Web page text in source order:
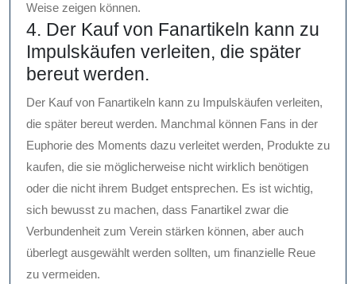
Weise zeigen können.
4. Der Kauf von Fanartikeln kann zu
Impulskäufen verleiten, die später
bereut werden.
Der Kauf von Fanartikeln kann zu Impulskäufen verleiten,
die später bereut werden. Manchmal können Fans in der
Euphorie des Moments dazu verleitet werden, Produkte zu
kaufen, die sie möglicherweise nicht wirklich benötigen
oder die nicht ihrem Budget entsprechen. Es ist wichtig,
sich bewusst zu machen, dass Fanartikel zwar die
Verbundenheit zum Verein stärken können, aber auch
überlegt ausgewählt werden sollten, um finanzielle Reue
zu vermeiden.